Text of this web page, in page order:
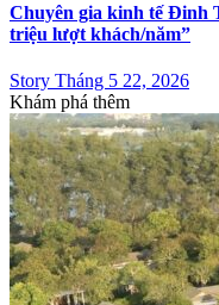
Chuyên gia kinh tế Đinh
triệu lượt khách/năm”
Story Tháng 5 22, 2026
Khám phá thêm